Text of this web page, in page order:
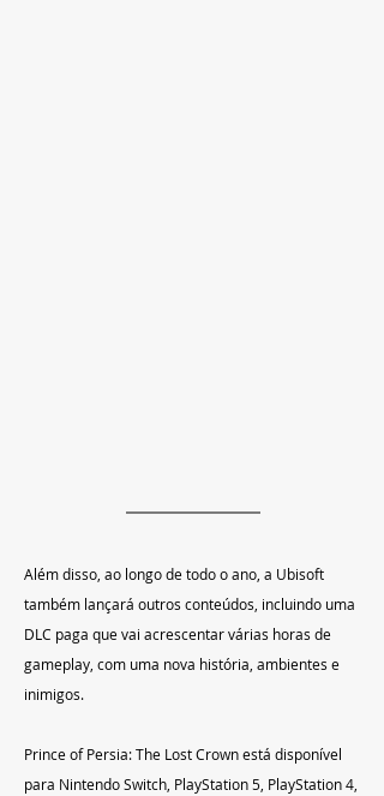
Além disso, ao longo de todo o ano, a Ubisoft
também lançará outros conteúdos, incluindo uma
DLC paga que vai acrescentar várias horas de
gameplay, com uma nova história, ambientes e
inimigos.
Prince of Persia: The Lost Crown está disponível
para Nintendo Switch, PlayStation 5, PlayStation 4,